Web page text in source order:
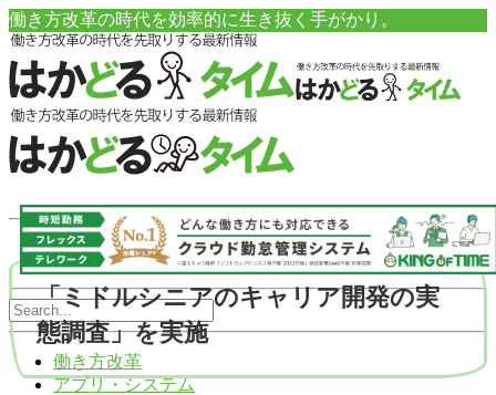
働き方改革の時代を効率的に生き抜く手がかり。
働き方改革
アプリ・システム
「ミドルシニアのキャリア開発の実
態調査」を実施